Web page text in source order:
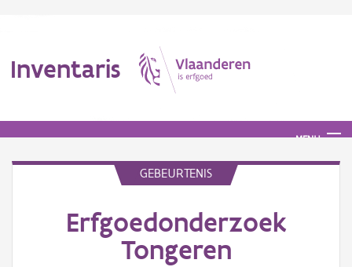
Inventaris
MENU
GEBEURTENIS
Erfgoedonderzoek
Tongeren